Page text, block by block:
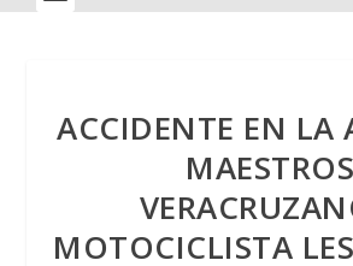
ACCIDENTE EN LA
MAESTROS
MOTOCICLISTA